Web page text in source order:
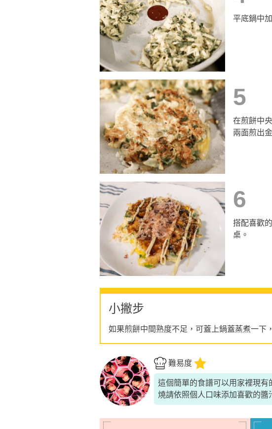
平底鍋中
5
在煎餅中
兩面煎出
6
搭配喜歡
桌。
小撇步
如果煎餅中間熟度不足，可蓋上鍋蓋蒸煮一下
難易度
這個簡單的食譜可以用家裡現
燒請依照個人口味添加喜歡的醬